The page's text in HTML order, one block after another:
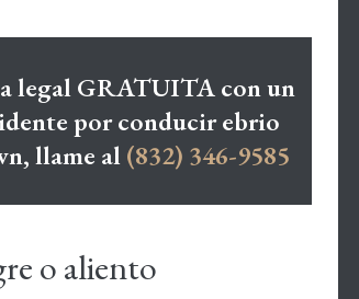
legal GRATUITA con un
por conducir ebrio
llame al(832) 346-9585
o aliento